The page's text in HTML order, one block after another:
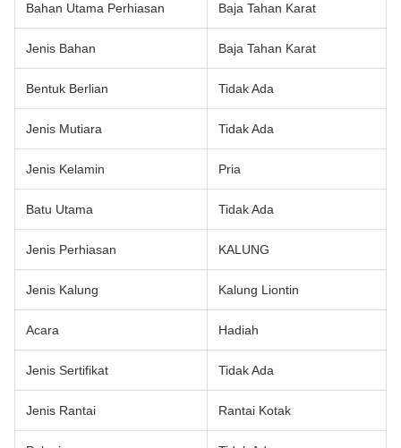
Bahan Utama Perhiasan Baja Tahan Karat
Jenis Bahan Baja Tahan Karat
Bentuk Berlian Tidak Ada
Jenis Mutiara Tidak Ada
Jenis Kelamin Pria
Batu Utama Tidak Ada
Jenis Perhiasan KALUNG
Jenis Kalung Kalung Liontin
Acara Hadiah
Jenis Sertifikat Tidak Ada
Jenis Rantai Rantai Kotak